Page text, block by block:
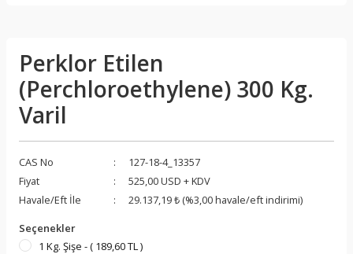
Perklor Etilen
(Perchloroethylene) 300 Kg.
Varil
CAS No
127-18-4_13357
Fiyat
525,00 USD + KDV
Havale/Eft İle
29.137,19 ₺ (%3,00 havale/eft indirimi)
Seçenekler
1 Kg. Şişe - ( 189,60 TL )